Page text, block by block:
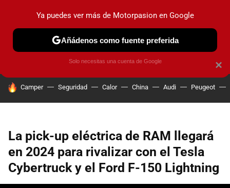
PRUEBAS COCHES ELÉCTRICOS OBSERVATORIO
HOY SE HABLA DE
Camper Seguridad Calor China Audi Peugeot
La pick-up eléctrica de RAM llegará
en 2024 para rivalizar con el Tesla
Cybertruck y el Ford F-150 Lightning
×
Ya puedes ver más de Motorpasion en Google
Añádenos como fuente preferida
Solo necesitas una cuenta de Google